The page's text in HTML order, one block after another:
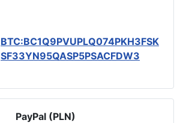
BTC:BC1Q9PVUPLQ074PKH3FSK
SF33YN95QASP5PSACFDW3
PayPal (PLN)